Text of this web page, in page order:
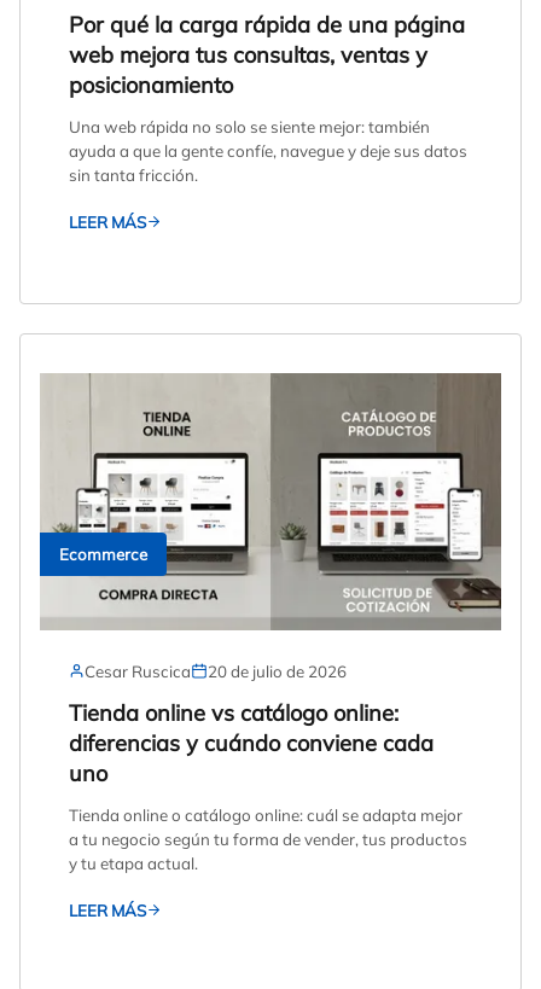
Por qué la carga rápida de una página
web mejora tus consultas, ventas y
posicionamiento
Una web rápida no solo se siente mejor: también
ayuda a que la gente confíe, navegue y deje sus datos
sin tanta fricción.
LEER MÁS
Ecommerce
Cesar Ruscica 20 de julio de 2026
Tienda online vs catálogo online:
diferencias y cuándo conviene cada
uno
Tienda online o catálogo online: cuál se adapta mejor
a tu negocio según tu forma de vender, tus productos
y tu etapa actual.
LEER MÁS